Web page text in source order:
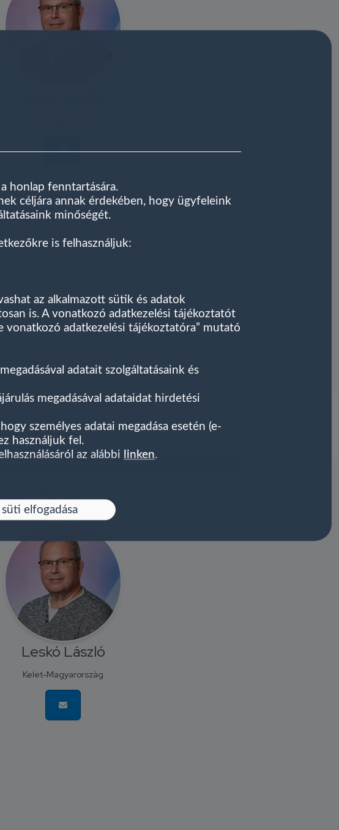
Leskó László
Kelet-Magyarország
honlap fenntartására.
céljára annak érdekében, hogy ügyfeleink
minőségét.
is felhasználjuk:
az alkalmazott sütik és adatok
is. A vonatkozó adatkezelési tájékoztatót
vonatkozó adatkezelési tájékoztatóra” mutató
adatait szolgáltatásaink és
megadásával adataidat hirdetési
személyes adatai megadása esetén (e-
használjuk fel.
az alábbi linken.
süti elfogadása